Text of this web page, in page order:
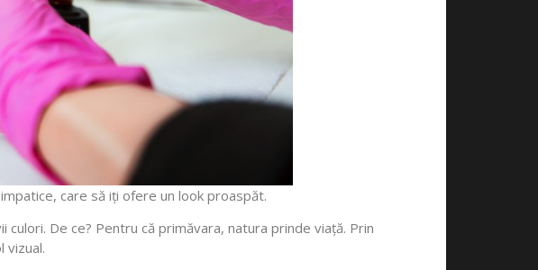
care să iți ofere un look proaspăt.
De ce? Pentru că primăvara, natura prinde viață. Prin
vizual.